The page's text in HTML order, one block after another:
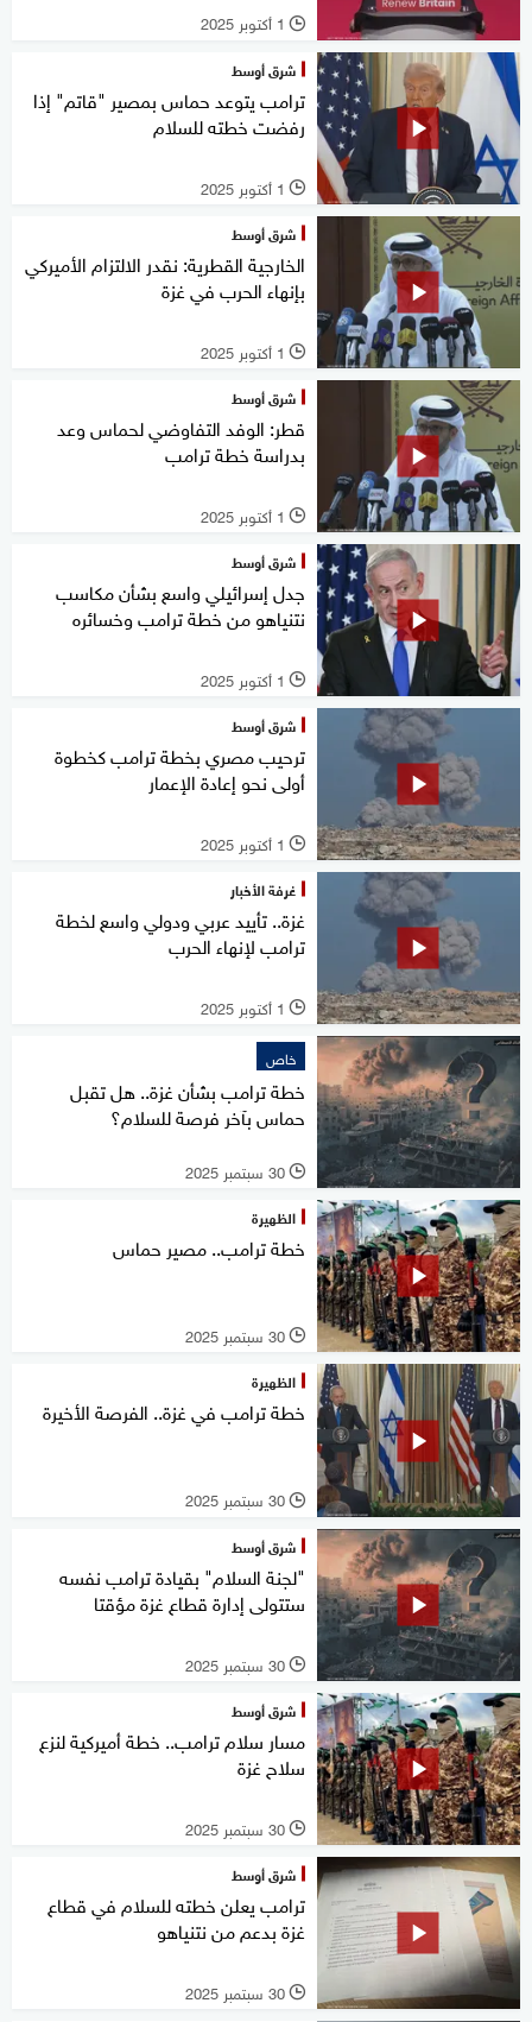
l 1 أكتوبر 2025
شرق أوسط
ترامب يتوعد حماس بمصير "قاتم" إذا
رفضت خطته للسلام
l 1 أكتوبر 2025
شرق أوسط
الخارجية القطرية: نقدر الالتزام الأميركي
بإنهاء الحرب في غزة
l 1 أكتوبر 2025
شرق أوسط
قطر: الوفد التفاوضي لحماس وعد
بدراسة خطة ترامب
l 1 أكتوبر 2025
شرق أوسط
جدل إسرائيلي واسع بشأن مكاسب
نتنياهو من خطة ترامب وخسائره
l 1 أكتوبر 2025
شرق أوسط
ترحيب مصري بخطة ترامب كخطوة
أولى نحو إعادة الإعمار
l 1 أكتوبر 2025
غرفة الأخبار
غزة.. تأييد عربي ودولي واسع لخطة
ترامب لإنهاء الحرب
l 1 أكتوبر 2025
خاص
خطة ترامب بشأن غزة.. هل تقبل
حماس بآخر فرصة للسلام؟
l 30 سبتمبر 2025
الظهيرة
خطة ترامب.. مصير حماس
l 30 سبتمبر 2025
الظهيرة
خطة ترامب في غزة.. الفرصة الأخيرة
l 30 سبتمبر 2025
شرق أوسط
"لجنة السلام" بقيادة ترامب نفسه
ستتولى إدارة قطاع غزة مؤقتا
l 30 سبتمبر 2025
شرق أوسط
مسار سلام ترامب.. خطة أميركية لنزع
سلاح غزة
l 30 سبتمبر 2025
شرق أوسط
ترامب يعلن خطته للسلام في قطاع
غزة بدعم من نتنياهو
l 30 سبتمبر 2025